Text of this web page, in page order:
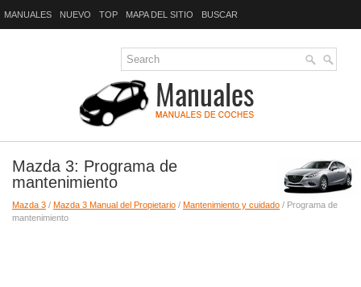
MANUALES NUEVO TOP MAPA DEL SITIO BUSCAR
Mazda 3: Programa de
mantenimiento
Mazda 3 / Mazda 3 Manual del Propietario / Mantenimiento y cuidado / Programa de
mantenimiento